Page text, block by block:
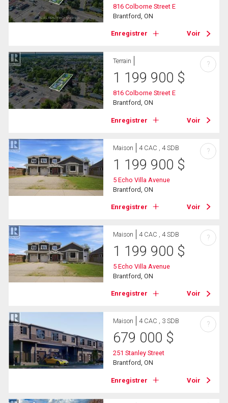
816 Colborne Street E
Brantford, ON
Enregistrer Voir
Terrain
1 199 900 $
816 Colborne Street E
Brantford, ON
Enregistrer Voir
?
Maison 4 CAC , 4 SDB
1 199 900 $
5 Echo Villa Avenue
Brantford, ON
Enregistrer Voir
?
Maison 4 CAC , 4 SDB
1 199 900 $
5 Echo Villa Avenue
Brantford, ON
Enregistrer Voir
?
Maison 4 CAC , 3 SDB
679 000 $
251 Stanley Street
Brantford, ON
Enregistrer Voir
?